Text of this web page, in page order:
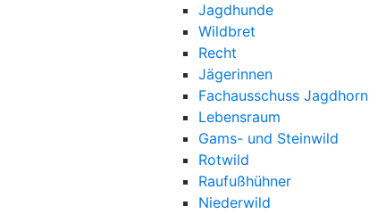
Jagdhunde
Wildbret
Recht
Jägerinnen
Fachausschuss Jagdhorn
Lebensraum
Gams- und Steinwild
Rotwild
Raufußhühner
Niederwild